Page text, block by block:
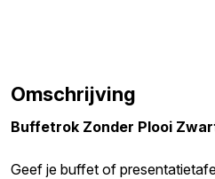
Omschrijving
Buffetrok Zonder Plooi
Geef je buffet of